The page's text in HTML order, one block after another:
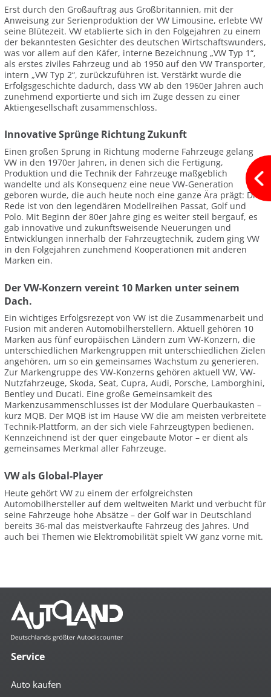
Erst durch den Großauftrag aus Großbritannien, mit der
Anweisung zur Serienproduktion der VW Limousine, erlebte VW
seine Blütezeit. VW etablierte sich in den Folgejahren zu einem
der bekanntesten Gesichter des deutschen Wirtschaftswunders,
was vor allem auf den Käfer, interne Bezeichnung „VW Typ 1“,
als erstes ziviles Fahrzeug und ab 1950 auf den VW Transporter,
intern „VW Typ 2“, zurückzuführen ist. Verstärkt wurde die
Erfolgsgeschichte dadurch, dass VW ab den 1960er Jahren auch
zunehmend exportierte und sich im Zuge dessen zu einer
Aktiengesellschaft zusammenschloss.
Innovative Sprünge Richtung Zukunft
Einen großen Sprung in Richtung moderne Fahrzeuge gelang
VW in den 1970er Jahren, in denen sich die Fertigung,
Produktion und die Technik der Fahrzeuge maßgeblich
wandelte und als Konsequenz eine neue VW-Generation
geboren wurde, die auch heute noch eine ganze Ära prägt: Die
Rede ist von den legendären Modellreihen Passat, Golf und
Polo. Mit Beginn der 80er Jahre ging es weiter steil bergauf, es
gab innovative und zukunftsweisende Neuerungen und
Entwicklungen innerhalb der Fahrzeugtechnik, zudem ging VW
in den Folgejahren zunehmend Kooperationen mit anderen
Marken ein.
Der VW-Konzern vereint 10 Marken unter seinem
Dach.
Ein wichtiges Erfolgsrezept von VW ist die Zusammenarbeit und
Fusion mit anderen Automobilherstellern. Aktuell gehören 10
Marken aus fünf europäischen Ländern zum VW-Konzern, die
unterschiedlichen Markengruppen mit unterschiedlichen Zielen
angehören, um so ein gemeinsames Wachstum zu generieren.
Zur Markengruppe des VW-Konzerns gehören aktuell VW, VW-
Nutzfahrzeuge, Skoda, Seat, Cupra, Audi, Porsche, Lamborghini,
Bentley und Ducati. Eine große Gemeinsamkeit des
Markenzusammenschlusses ist der Modulare Querbaukasten –
kurz MQB. Der MQB ist im Hause VW die am meisten verbreitete
Technik-Plattform, an der sich viele Fahrzeugtypen bedienen.
Kennzeichnend ist der quer eingebaute Motor – er dient als
gemeinsames Merkmal aller Fahrzeuge.
VW als Global-Player
Heute gehört VW zu einem der erfolgreichsten
Automobilhersteller auf dem weltweiten Markt und verbucht für
seine Fahrzeuge hohe Absätze – der Golf war in Deutschland
bereits 36-mal das meistverkaufte Fahrzeug des Jahres. Und
auch bei Themen wie Elektromobilität spielt VW ganz vorne mit.
Service
Auto kaufen